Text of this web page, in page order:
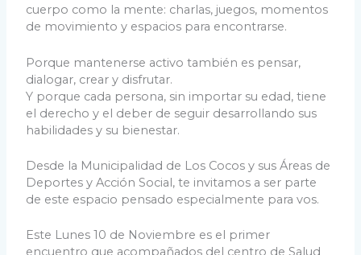
cuerpo como la mente: charlas, juegos, momentos
de movimiento y espacios para encontrarse.
Porque mantenerse activo también es pensar,
dialogar, crear y disfrutar.
Y porque cada persona, sin importar su edad, tiene
el derecho y el deber de seguir desarrollando sus
habilidades y su bienestar.
Desde la Municipalidad de Los Cocos y sus Áreas de
Deportes y Acción Social, te invitamos a ser parte
de este espacio pensado especialmente para vos.
Este Lunes 10 de Noviembre es el primer